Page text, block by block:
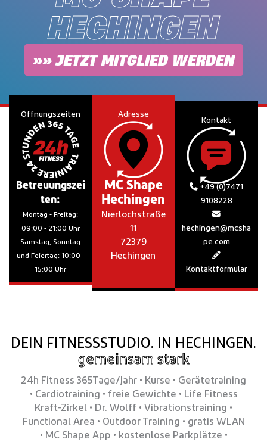
HECHINGEN
»» JETZT MITGLIED WERDEN
Öffnungszeiten
Betreuungszei
ten:
Montag - Freitag:
09:00 - 21:00 Uhr
Samstag, Sonntag
und Feiertag: 10:00 -
15:00 Uhr
Adresse
MC Shape
Hechingen
Nierlochstraße
11
72379
Hechingen
Kontakt
+49 (0)7471
9108228
hechingen@mcsha
pe.com
Kontaktformular
DEIN FITNESSSTUDIO. IN HECHINGEN.
gemeinsam stark
24h Fitness 365Tage/Jahr • Kurse • Gerätetraining
• Cardiotraining • freie Gewichte • Life Fitness
Kraft-Zirkel • Dr. Wolff • Vibrationstraining •
Functional Area • Outdoor Training • gratis WLAN
• MC Shape App • kostenlose Parkplätze •